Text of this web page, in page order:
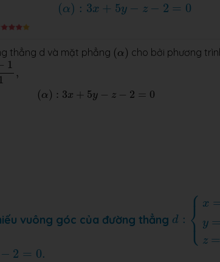
(α) : 3x + 5y − z − 2 = 0
thẳng d và mặt phẳng (α)
( ) cho bởi phương
1
1
,
(α) : 3x + 5y − z − 2 = 0
5y− z− 2= 0
vuông góc của đường thẳng d : ⎧
⎪
⎨
⎪
⎩
x
y =
z =
=
− 2 = 0.